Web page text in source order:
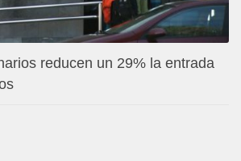
reducen un 29% la entrada